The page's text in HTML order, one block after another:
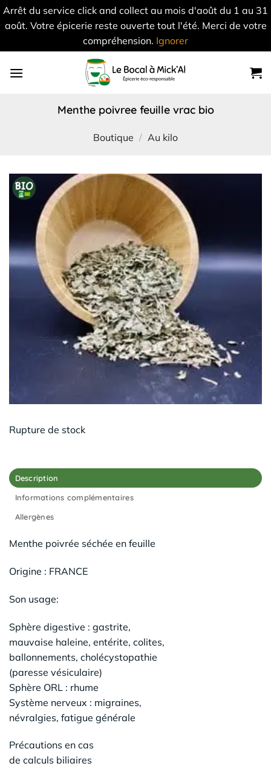
Arrêt du service click and collect au mois d'août du 1 au 31
août. Votre épicerie reste ouverte tout l'été. Merci de votre
compréhension. Ignorer
menthe poivree feuille vrac bio
Boutique / Au kilo
Rupture de stock
Description
Informations complémentaires
Allergènes
Menthe poivrée séchée en feuille
Origine : FRANCE
Son usage:
Sphère digestive : gastrite,
mauvaise haleine, entérite, colites,
ballonnements, cholécystopathie
(paresse vésiculaire)
Sphère ORL : rhume
Système nerveux : migraines,
névralgies, fatigue générale
Précautions en cas
de calculs biliaires